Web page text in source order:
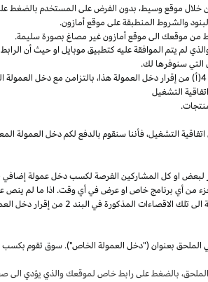
خلال موقعوسيط، بدون الفرض على المستخدم بالضغط
والشروط المنطبقةعلى موقع أمازون.
من موقعك الى موقع أمازون غير مصاغ بصورة سليمة.
لم يتم الموافقة عليه كتطبيق موبايل او حيثأن
التي سنوفرها لك.
هذا، بالتزامن مع دخل العمولة
التشغيل
التشغيل،فأننا سنقوم بالدفع لكم دخل العمولة
لبعض او كل المشاركين الفرصة لكسب دخل عمولة
جزء من أي برنامج خاص او عرض في أي وقت. اذا ما لم ينص
تلك الاقصاءات المذكورة في البند 2 من إقرار دخل
الملحق بعنوان ("دخل العمولة الخاص"). سوق تقوم
الملحق، بالضغط على رابط خاص لموقعك والذي يؤدي الى